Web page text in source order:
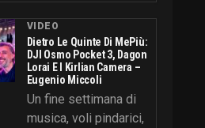
VIDEO
Dietro Le Quinte Di MePiù:
DJI Osmo Pocket 3, Dagon
Lorai E I Kirlian Camera –
Eugenio Miccoli
Un fine settimana di
musica, voli pindarici,